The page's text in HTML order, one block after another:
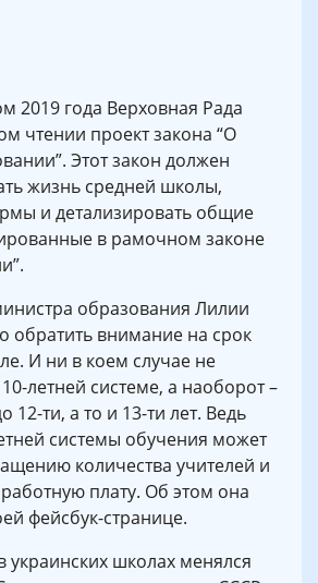
2019 года Верховная Рада
чтении проект закона “О
Этот закон должен
жизнь средней школы,
и детализировать общие
в рамочном законе
образования Лилии
обратить внимание на срок
И ни в коем случае не
летней системе, а наоборот –
12-ти, а то и 13-ти лет. Ведь
системы обучения может
количества учителей и
плату. Об этом она
фейсбук-странице.
украинских школах менялся